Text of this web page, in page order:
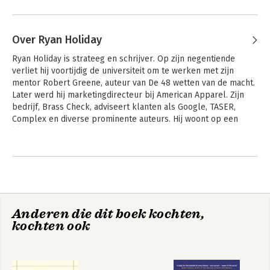
We need the courage of writers who speak the truth—and the
We need you to step into the arena and fight.
Over Ryan Holiday
Ryan Holiday is strateeg en schrijver. Op zijn negentiende
verliet hij voortijdig de universiteit om te werken met zijn
mentor Robert Greene, auteur van De 48 wetten van de macht.
Later werd hij marketingdirecteur bij American Apparel. Zijn
bedrijf, Brass Check, adviseert klanten als Google, TASER,
Complex en diverse prominente auteurs. Hij woont op een
Andere boeken door Ryan Holiday
Anderen die dit boek kochten,
kochten ook